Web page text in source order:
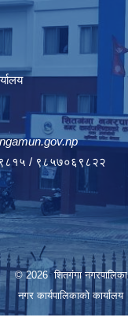
/ ९८५७०६९८२२
© 2026 शितगंगा नगरपालिका
नगर कार्यपालिकाकाे कार्यालय